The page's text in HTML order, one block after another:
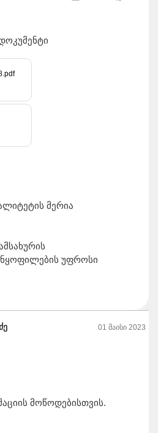
მერია
უფროსი
01 მაისი 2023
მოწოდებისთვის.